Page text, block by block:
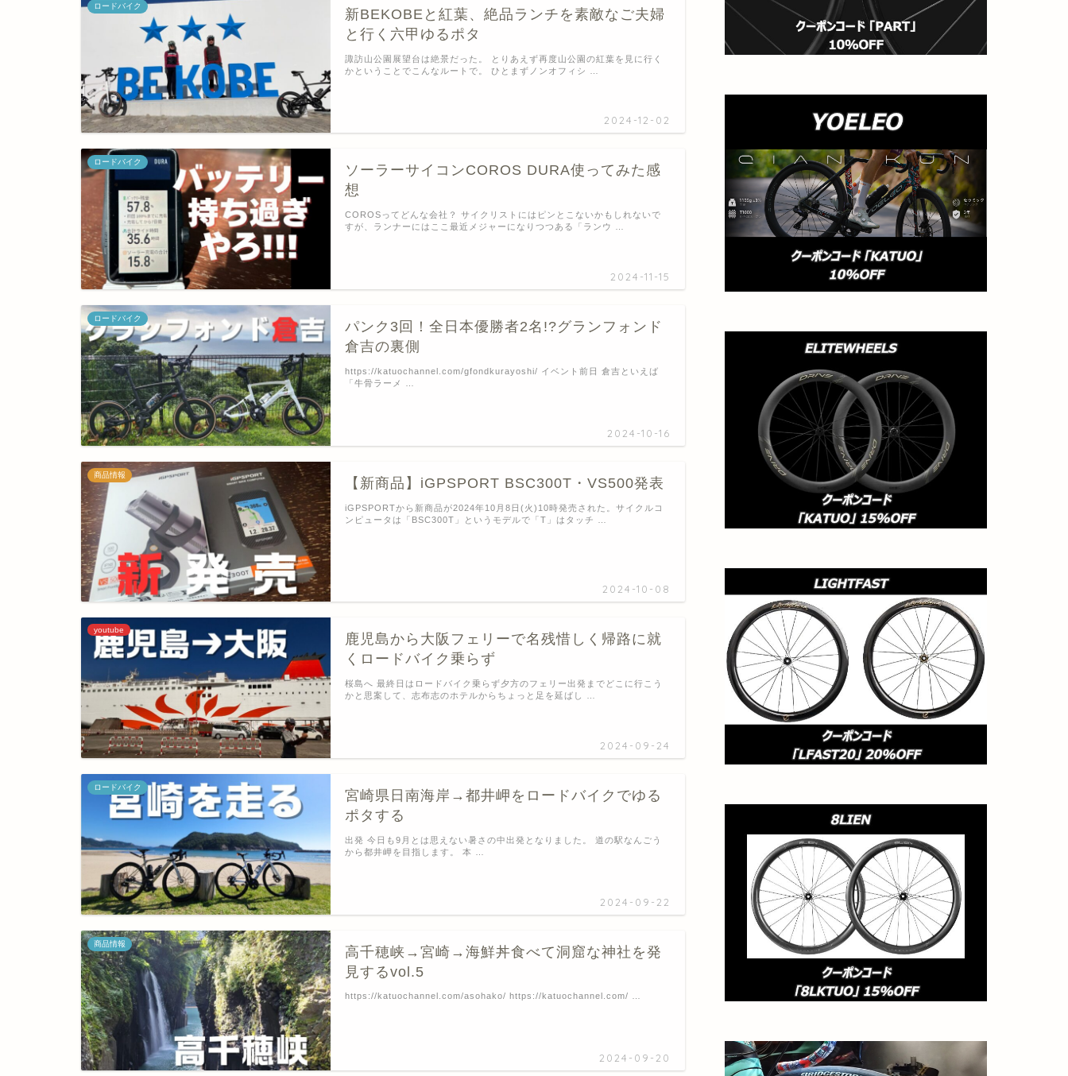
ロードバイク
新BEKOBEと紅葉、絶品ランチを素敵なご夫婦
と行く六甲ゆるポタ
2024-12-02
諏訪山公園展望台は絶景だった。 とりあえず再度山公園の紅葉を見に行く
かということでこんなルートで。 ひとまずノンオフィシ …
ロードバイク
ソーラーサイコンCOROS DURA使ってみた感
想
2024-11-15
COROSってどんな会社？ サイクリストにはピンとこないかもしれないで
すが、ランナーにはここ最近メジャーになりつつある「ランウ …
ロードバイク
パンク3回！全日本優勝者2名!?グランフォンド
倉吉の裏側
2024-10-16
https://katuochannel.com/gfondkurayoshi/ イベント前日 倉吉といえば
「牛骨ラーメ …
商品情報
【新商品】iGPSPORT BSC300T・VS500発表
2024-10-08
iGPSPORTから新商品が2024年10月8日(火)10時発売された。サイクルコ
ンピュータは「BSC300T」というモデルで「T」はタッチ …
youtube
鹿児島から大阪フェリーで名残惜しく帰路に就
くロードバイク乗らず
2024-09-24
桜島へ 最終日はロードバイク乗らず夕方のフェリー出発までどこに行こう
かと思案して、志布志のホテルからちょっと足を延ばし …
ロードバイク
宮崎県日南海岸→都井岬をロードバイクでゆる
ポタする
2024-09-22
出発 今日も9月とは思えない暑さの中出発となりました。 道の駅なんごう
から都井岬を目指します。 本 …
商品情報
高千穂峡→宮崎→海鮮丼食べて洞窟な神社を発
見するvol.5
2024-09-20
https://katuochannel.com/asohako/ https://katuochannel.com/ …